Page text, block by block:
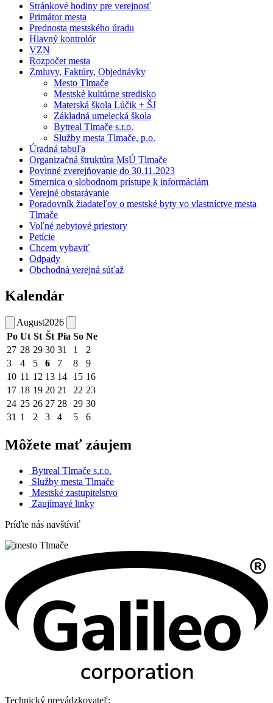
Stránkové hodiny pre verejnosť
Primátor mesta
Prednosta mestského úradu
Hlavný kontrolór
VZN
Rozpočet mesta
Zmluvy, Faktúry, Objednávky
Mesto Tlmače
Mestské kultúrne stredisko
Materská škola Lúčik + ŠJ
Základná umelecká škola
Bytreal Tlmače s.r.o.
Služby mesta Tlmače, p.o.
Úradná tabuľa
Organizačná štruktúra MsÚ Tlmače
Povinné zverejňovanie do 30.11.2023
Smernica o slobodnom prístupe k informáciám
Verejné obstarávanie
Poradovník žiadateľov o mestské byty vo vlastníctve mesta
Tlmače
Voľné nebytové priestory
Petície
Chcem vybaviť
Odpady
Obchodná verejná súťaž
Kalendár
August2026
Po Ut St Št Pia So Ne
27 28 29 30 31 1
2
3
4 5 6 7 8
9
10 11 12 13 14 15 16
17 18 19 20 21 22 23
24 25 26 27 28 29 30
31 1 2 3 4 5 6
Môžete mať záujem
Bytreal Tlmače s.r.o.
Služby mesta Tlmače
Mestské zastupitelstvo
Zaujímavé linky
Príďte nás navštíviť
Technický prevádzkovateľ: